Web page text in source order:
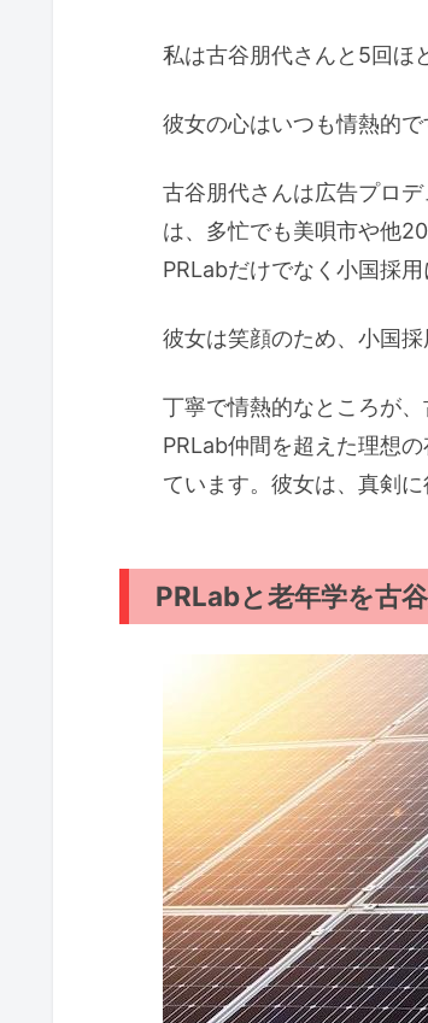
私は古谷朋代さんと5回ほ
彼女の心はいつも情熱的
古谷朋代さんは広告プロ
は、多忙でも美唄市や他
PRLabだけでなく小国採用
彼女は笑顔のため、小国
丁寧で情熱的なところが
PRLab仲間を超えた理想
ています。彼女は、真剣
PRLabと老年学を古